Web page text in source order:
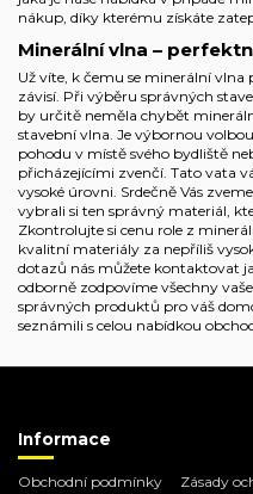
nákup, díky kterému získáte
Minerální vlna –
Už víte, k čemu se minerální vlna
závisí. Při výběru správných
by určitě neměla chybět
stavební vlna. Je výbornou
pohodu v místě svého bydliště
přicházejícími zvenčí. Tato vata
vysoké úrovni. Srdečně Vás
vybrali si ten správný materiál,
Zkontrolujte si cenu role z
kvalitní materiály za nepříliš
dotazů nás můžete kontaktovat
odborně zodpovíme všechny
správných produktů pro váš
seznámili s celou nabídkou
Informace
Obchodní podmínky Zásady